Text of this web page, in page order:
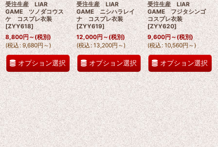
受注生産 LIAR
GAME ツノダコウス
ケ コスプレ衣装
[ZYY618]
8,800円 ～ (税別)
(税込: 9,680円～)
オプション選択
受注生産 LIAR
GAME ニシハラレイ
ナ コスプレ衣装
[ZYY619]
12,000円～(税別)
(税込 : 13,200円～)
オプション選択
受注生産 LIAR
GAME フジタシンゴ
コスプレ衣装
[ZYY620]
9,600円～(税別)
(税込: 10,560円 ～)
オプション選択